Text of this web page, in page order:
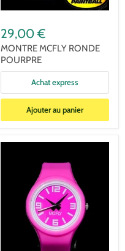
29,00 €
MONTRE MCFLY RONDE
POURPRE
Achat express
Ajouter au panier